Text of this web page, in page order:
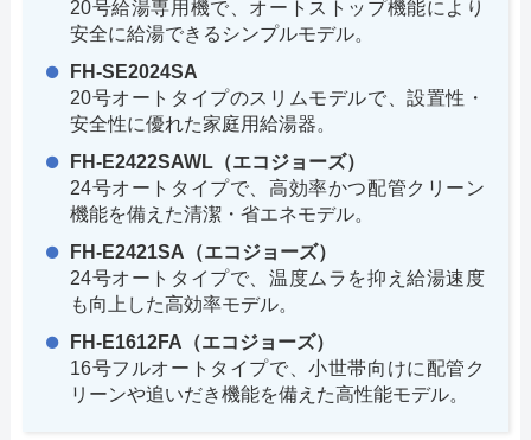
20号給湯専用機で、オートストップ機能により
安全に給湯できるシンプルモデル。
FH-SE2024SA
20号オートタイプのスリムモデルで、設置性・
安全性に優れた家庭用給湯器。
FH-E2422SAWL（エコジョーズ）
24号オートタイプで、高効率かつ配管クリーン
機能を備えた清潔・省エネモデル。
FH-E2421SA（エコジョーズ）
24号オートタイプで、温度ムラを抑え給湯速度
も向上した高効率モデル。
FH-E1612FA（エコジョーズ）
16号フルオートタイプで、小世帯向けに配管ク
リーンや追いだき機能を備えた高性能モデル。